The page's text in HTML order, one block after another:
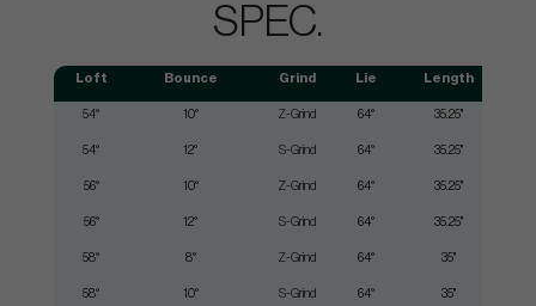
SPEC.
Loft Bounce Grind Lie Length
54° 10° Z-Grind 64° 35.25"
54° 12° S-Grind 64° 35.25"
56° 10° Z-Grind 64° 35.25"
56° 12° S-Grind 64° 35.25"
58° 8° Z-Grind 64° 35"
58° 10° S-Grind 64° 35"